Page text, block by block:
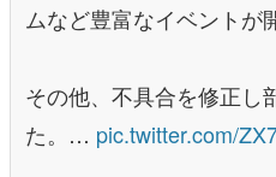
ムなど豊富なイベントが
その他、不具合を修正し
た。… pic.twitter.com/